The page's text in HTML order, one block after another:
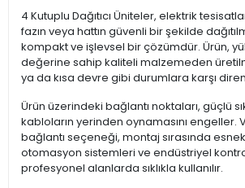
4 Kutuplu Dağıtıcı Üniteler, elektrik
fazın veya hattın güvenli bir şekilde
kompakt ve işlevsel bir çözümdür. Ürün,
değerine sahip kaliteli malzemeden
ya da kısa devre gibi durumlara karşı
Ürün üzerindeki bağlantı noktaları, güçlü
kabloların yerinden oynamasını engeller.
bağlantı seçeneği, montaj sırasında
otomasyon sistemleri ve endüstriyel
profesyonel alanlarda sıklıkla kullanılır.